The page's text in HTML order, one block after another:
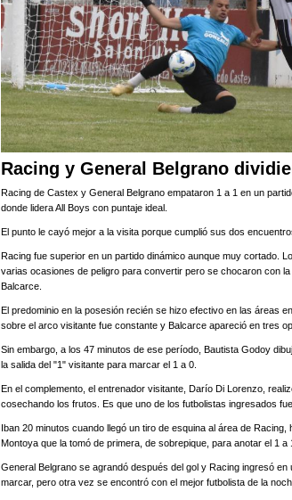
Racing y General Belgrano
Racing de Castex y General Belgrano empataron 1 a 1 en un
donde lidera All Boys con puntaje ideal.
El punto le cayó mejor a la visita porque cumplió sus dos
Racing fue superior en un partido dinámico aunque muy cortado.
varias ocasiones de peligro para convertir pero se chocaron con
Balcarce.
El predominio en la posesión recién se hizo efectivo en las áreas
sobre el arco visitante fue constante y Balcarce apareció en tres
Sin embargo, a los 47 minutos de ese período, Bautista Godoy
la salida del "1" visitante para marcar el 1 a 0.
En el complemento, el entrenador visitante, Darío Di Lorenzo,
cosechando los frutos. Es que uno de los futbolistas ingresados
Iban 20 minutos cuando llegó un tiro de esquina al área de
Montoya que la tomó de primera, de sobrepique, para anotar el 1 a
General Belgrano se agrandó después del gol y Racing ingresó
marcar, pero otra vez se encontró con el mejor futbolista de la